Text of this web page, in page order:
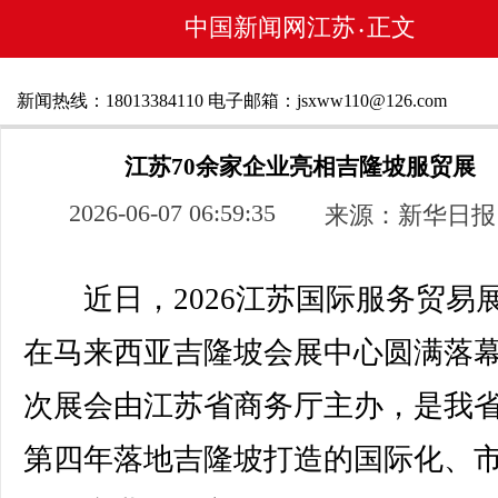
中国新闻网江苏 • 正文
新闻热线：18013384110 电子邮箱：jsxww110@126.com
江苏70余家企业亮相吉隆坡服贸展
2026-06-07 06:59:35 来源：新华日报
近日，2026江苏国际服务贸易
在马来西亚吉隆坡会展中心圆满落
次展会由江苏省商务厅主办，是我
第四年落地吉隆坡打造的国际化、